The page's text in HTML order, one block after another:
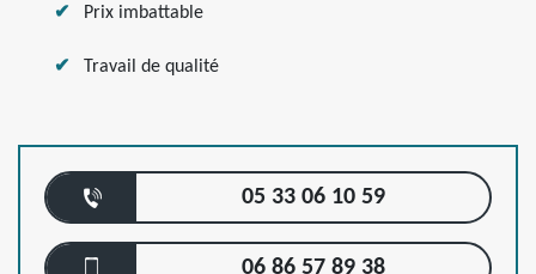
Prix imbattable
Travail de qualité
05 33 06 10 59
06 86 57 89 38